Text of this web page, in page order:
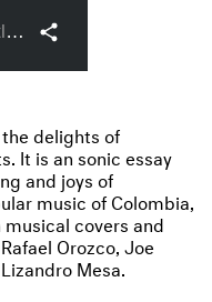
delights of
It is an sonic essay
and joys of
music of Colombia,
covers and
Orozco, Joe
Mesa.